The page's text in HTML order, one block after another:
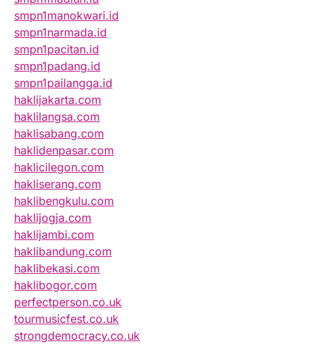
smpn1manokwari.id
smpn1narmada.id
smpn1pacitan.id
smpn1padang.id
smpn1pailangga.id
haklijakarta.com
haklilangsa.com
haklisabang.com
haklidenpasar.com
haklicilegon.com
hakliserang.com
haklibengkulu.com
haklijogja.com
haklijambi.com
haklibandung.com
haklibekasi.com
haklibogor.com
perfectperson.co.uk
tourmusicfest.co.uk
strongdemocracy.co.uk